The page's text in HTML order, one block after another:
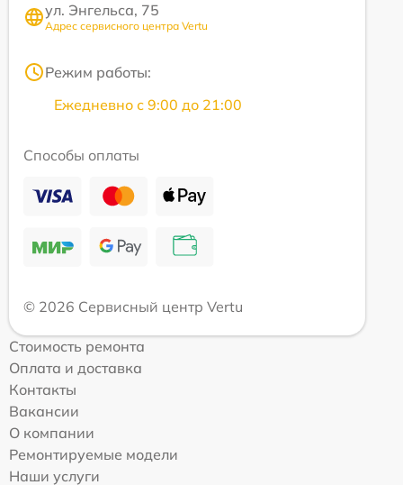
ул. Энгельса, 75
Адрес сервисного центра Vertu
Режим работы:
Ежедневно с 9:00 до 21:00
Способы оплаты
© 2026 Сервисный центр Vertu
Стоимость ремонта
Оплата и доставка
Контакты
Вакансии
О компании
Ремонтируемые модели
Наши услуги